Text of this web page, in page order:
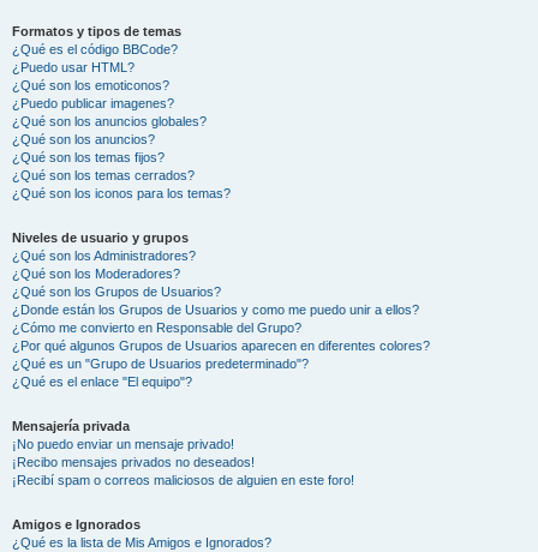
Formatos y tipos de temas
¿Qué es el código BBCode?
¿Puedo usar HTML?
¿Qué son los emoticonos?
¿Puedo publicar imagenes?
¿Qué son los anuncios globales?
¿Qué son los anuncios?
¿Qué son los temas fijos?
¿Qué son los temas cerrados?
¿Qué son los iconos para los temas?
Niveles de usuario y grupos
¿Qué son los Administradores?
¿Qué son los Moderadores?
¿Qué son los Grupos de Usuarios?
¿Donde están los Grupos de Usuarios y como me puedo unir a ellos?
¿Cómo me convierto en Responsable del Grupo?
¿Por qué algunos Grupos de Usuarios aparecen en diferentes colores?
¿Qué es un "Grupo de Usuarios predeterminado"?
¿Qué es el enlace "El equipo"?
Mensajería privada
¡No puedo enviar un mensaje privado!
¡Recibo mensajes privados no deseados!
¡Recibí spam o correos maliciosos de alguien en este foro!
Amigos e Ignorados
¿Qué es la lista de Mis Amigos e Ignorados?